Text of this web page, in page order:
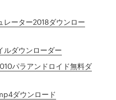
レーター2018ダウンロー
ルダウンローダー
パラアンドロイド無料ダ
ダウンロード